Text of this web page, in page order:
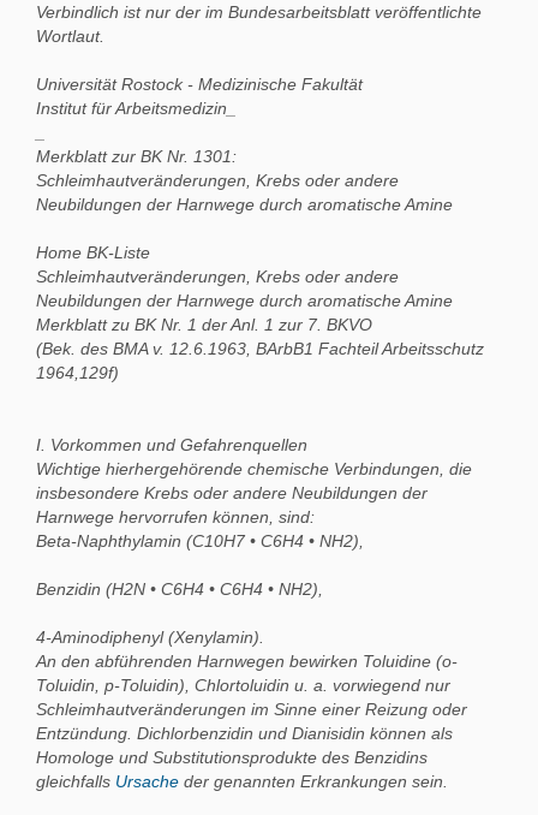
Verbindlich ist nur der im Bundesarbeitsblatt veröffentlichte
Wortlaut.
Universität Rostock - Medizinische Fakultät
Institut für Arbeitsmedizin_
Merkblatt zur BK Nr. 1301:
Schleimhautveränderungen, Krebs oder andere
Neubildungen der Harnwege durch aromatische Amine
Home BK-Liste
Schleimhautveränderungen, Krebs oder andere
Neubildungen der Harnwege durch aromatische Amine
Merkblatt zu BK Nr. 1 der Anl. 1 zur 7. BKVO
(Bek. des BMA v. 12.6.1963, BArbB1 Fachteil Arbeitsschutz
1964,129f)
I. Vorkommen und Gefahrenquellen
Wichtige hierhergehörende chemische Verbindungen, die
insbesondere Krebs oder andere Neubildungen der
Harnwege hervorrufen können, sind:
Beta-Naphthylamin (C10H7 • C6H4 • NH2),
Benzidin (H2N • C6H4 • C6H4 • NH2),
4-Aminodiphenyl (Xenylamin).
An den abführenden Harnwegen bewirken Toluidine (o-
Toluidin, p-Toluidin), Chlortoluidin u. a. vorwiegend nur
Schleimhautveränderungen im Sinne einer Reizung oder
Entzündung. Dichlorbenzidin und Dianisidin können als
Homologe und Substitutionsprodukte des Benzidins
gleichfalls Ursache der genannten Erkrankungen sein.